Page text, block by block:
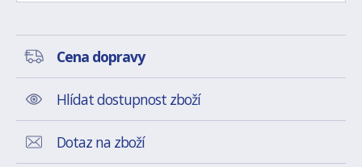
Cena dopravy
Hlídat dostupnost zboží
Dotaz na zboží